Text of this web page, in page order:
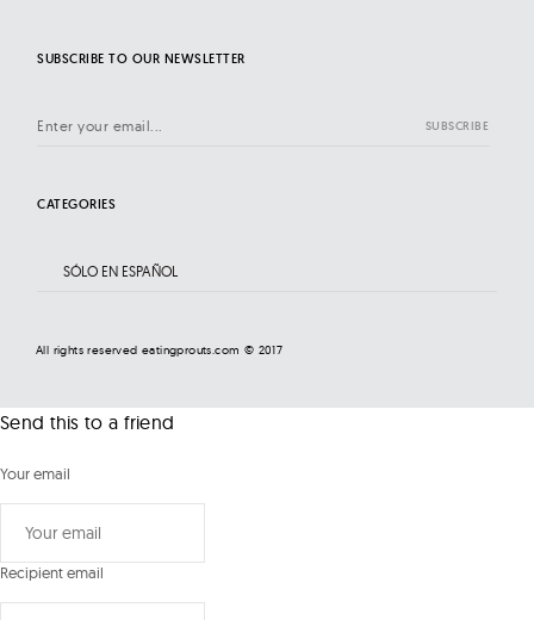
SUBSCRIBE TO OUR NEWSLETTER
CATEGORIES
g
i
All rights reserved eatingprouts.com © 2017
Send this to a friend
Your email
Recipient email